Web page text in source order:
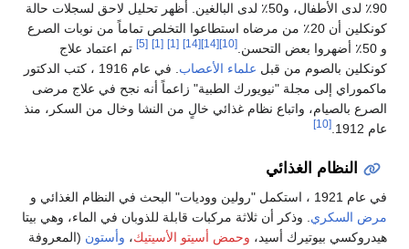
90٪ لدى الأطفال، و50٪ لدى البالغين. أظهر تحليل لاحق لسجلات حالة
كونكلين أن 20٪ من مرضاه استطاعوا التخلص تماماً من نوبات الصرع
و 50٪ أضهروا بعض التحسن.
[10]
[14]
[14]
[1]
[1]
[5]
تم اعتماد علاج
كونكلين بالصوم من قبل علماء الأعصاب
. في عام 1916 ، كتب الدكتور
ماكموراي إلى مجلة "نيويورك الطبية" زاعماً أنه نجح في علاج مرضى
الصرع بالصيام، واتباع نظام غذائي خالٍ من النشا وخال من السكر، منذ
عام 1912.
[10]
النظام الغذائي
في عام 1921 ، استكمل "رولين ووديات" البحث في النظام الغذائي و
مرض السكري . وذكر أن ثلاثة مركبات قابلة للذوبان في الماء، وهي بيتا
هيدروكسي بيوتيرك أسيد، وحمض أسيتو الأسيتيك، وأستون (المعروفة